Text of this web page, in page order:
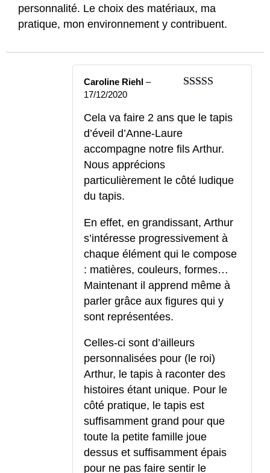
personnalité. Le choix des matériaux, ma
pratique, mon environnement y contribuent.
Caroline Riehl –
17/12/2020
Cela va faire 2 ans que le tapis
d’éveil d’Anne-Laure
accompagne notre fils Arthur.
Nous apprécions
particulièrement le côté ludique
du tapis.
En effet, en grandissant, Arthur
s’intéresse progressivement à
chaque élément qui le compose
: matières, couleurs, formes…
Maintenant il apprend même à
parler grâce aux figures qui y
sont représentées.
Celles-ci sont d’ailleurs
personnalisées pour (le roi)
Arthur, le tapis à raconter des
histoires étant unique. Pour le
côté pratique, le tapis est
suffisamment grand pour que
toute la petite famille joue
dessus et suffisamment épais
pour ne pas faire sentir le